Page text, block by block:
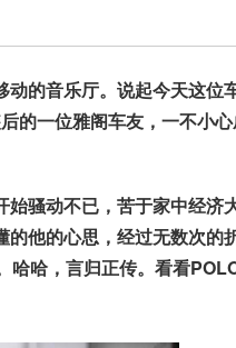
的音乐厅。说起今天这
一位雅阁车友，一不小心
骚动不已，苦于家中经
他的心思，经过无数次的
哈，言归正传。看看